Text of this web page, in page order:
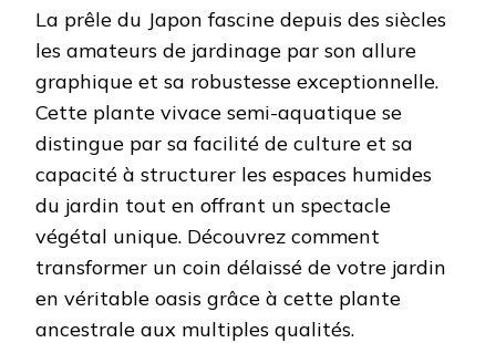
La prêle du Japon fascine depuis des siècles
les amateurs de jardinage par son allure
graphique et sa robustesse exceptionnelle.
Cette plante vivace semi-aquatique se
distingue par sa facilité de culture et sa
capacité à structurer les espaces humides
du jardin tout en offrant un spectacle
végétal unique. Découvrez comment
transformer un coin délaissé de votre jardin
en véritable oasis grâce à cette plante
ancestrale aux multiples qualités.